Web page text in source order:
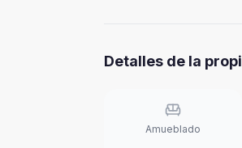
Detalles de la
Amueblado